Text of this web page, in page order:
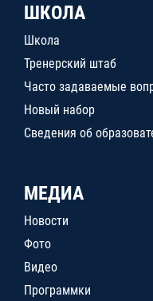
ШКОЛА
Школа
Тренерский штаб
Часто задаваемые
Новый набор
Сведения об
МЕДИА
Новости
Фото
Видео
Программки